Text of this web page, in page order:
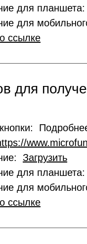
для планшета:
для
ссылке
для
Загрузить
для планшета:
для
ссылке